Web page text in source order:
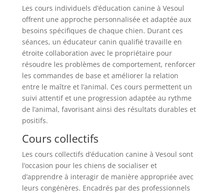
Les cours individuels d’éducation canine à Vesoul
offrent une approche personnalisée et adaptée aux
besoins spécifiques de chaque chien. Durant ces
séances, un éducateur canin qualifié travaille en
étroite collaboration avec le propriétaire pour
résoudre les problèmes de comportement, renforcer
les commandes de base et améliorer la relation
entre le maître et l’animal. Ces cours permettent un
suivi attentif et une progression adaptée au rythme
de l’animal, favorisant ainsi des résultats durables et
positifs.
Cours collectifs
Les cours collectifs d’éducation canine à Vesoul sont
l’occasion pour les chiens de socialiser et
d’apprendre à interagir de manière appropriée avec
leurs congénères. Encadrés par des professionnels